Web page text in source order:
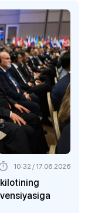
10:32 / 17.06.2026